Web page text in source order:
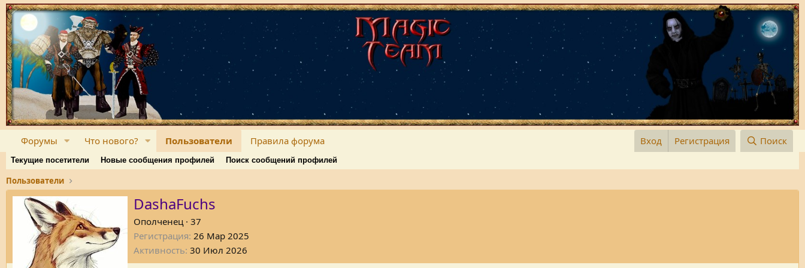
Форумы Что нового? Пользователи Правила форума Вход Регистрация Поиск
Текущие посетители Новые сообщения профилей Поиск сообщений профилей
Пользователи
DashaFuchs
Ополченец · 37
Регистрация 26 Мар 2025
Активность 30 Июл 2026